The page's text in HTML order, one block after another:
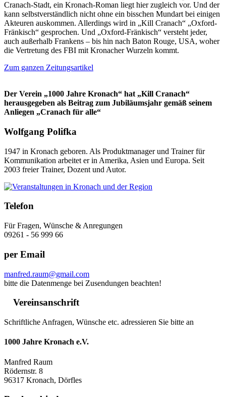
Cranach-Stadt, ein Kronach-Roman liegt hier zugleich vor. Und der
kann selbstverständlich nicht ohne ein bisschen Mundart bei einigen
Akteuren auskommen. Allerdings wird in „Kill Cranach“ „Oxford-
Fränkisch“ gesprochen. Und „Oxford-Fränkisch“ versteht jeder,
auch außerhalb Frankens – bis hin nach Baton Rouge, USA, woher
die Vertretung des FBI mit Kronacher Wurzeln kommt.
Zum ganzen Zeitungsartikel
Der Verein „1000 Jahre Kronach“ hat „Kill Cranach“
herausgegeben als Beitrag zum Jubiläumsjahr gemäß seinem
Anliegen „Cranach für alle“
Wolfgang Polifka
1947 in Kronach geboren. Als Produktmanager und Trainer für
Kommunikation arbeitet er in Amerika, Asien und Europa. Seit
2003 freier Trainer, Dozent und Autor.
Telefon
Für Fragen, Wünsche & Anregungen
09261 - 56 999 66
per Email
manfred.raum@gmail.com
bitte die Datenmenge bei Zusendungen beachten!
Vereinsanschrift
Schriftliche Anfragen, Wünsche etc. adressieren Sie bitte an
1000 Jahre Kronach e.V.
Manfred Raum
Rödernstr. 8
96317 Kronach, Dörfles